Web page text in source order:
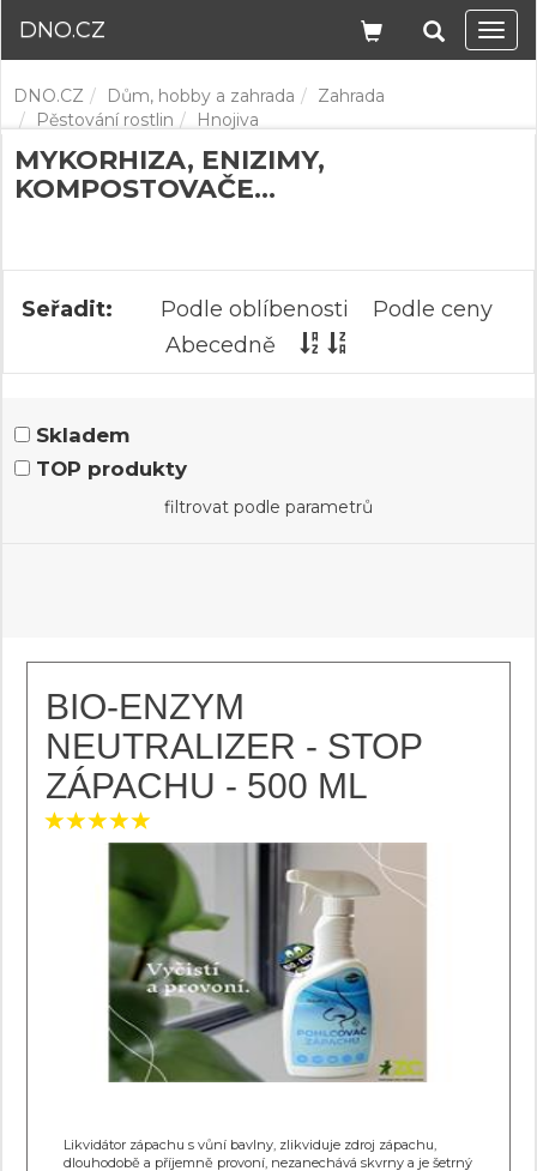
DNO.CZ
DNO.CZ Dům, hobby a zahrada
Zahrada
Pěstování rostlin
Hnojiva
MYKORHIZA, ENIZIMY,
KOMPOSTOVAČE...
Seřadit: Podle oblíbenosti
Podle ceny
Abecedně
Skladem
TOP produkty
filtrovat podle parametrů
BIO-ENZYM
NEUTRALIZER - STOP
ZÁPACHU - 500 ML
Likvidátor zápachu s vůní bavlny, zlikviduje zdroj zápachu,
dlouhodobě a příjemně provoní, nezanechává skvrny a je šetrný